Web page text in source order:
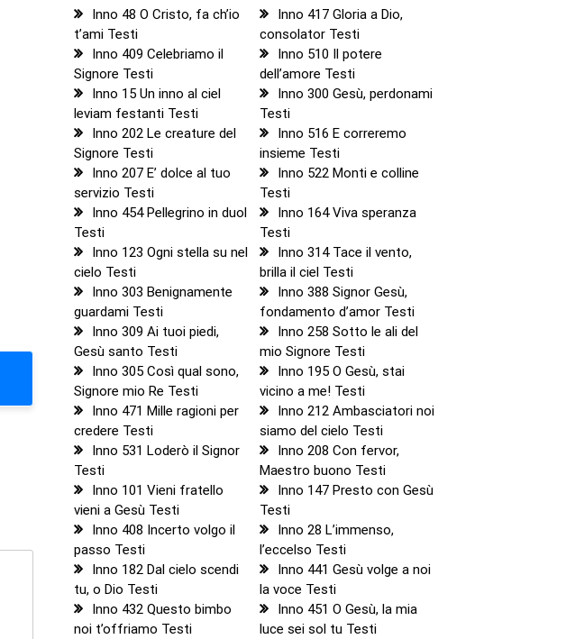
Inno 48 O Cristo, fa ch’io
t’ami Testi
Inno 417 Gloria a Dio,
consolator Testi
Inno 409 Celebriamo il
Signore Testi
Inno 510 Il potere
dell’amore Testi
Inno 15 Un inno al ciel
leviam festanti Testi
Inno 300 Gesù, perdonami
Testi
Inno 202 Le creature del
Signore Testi
Inno 516 E correremo
insieme Testi
Inno 207 E’ dolce al tuo
servizio Testi
Inno 522 Monti e colline
Testi
Inno 454 Pellegrino in duol
Testi
Inno 164 Viva speranza
Testi
Inno 123 Ogni stella su nel
cielo Testi
Inno 314 Tace il vento,
brilla il ciel Testi
Inno 303 Benignamente
guardami Testi
Inno 388 Signor Gesù,
fondamento d’amor Testi
Inno 309 Ai tuoi piedi,
Gesù santo Testi
Inno 258 Sotto le ali del
mio Signore Testi
Inno 305 Così qual sono,
Signore mio Re Testi
Inno 195 O Gesù, stai
vicino a me! Testi
Inno 471 Mille ragioni per
credere Testi
Inno 212 Ambasciatori noi
siamo del cielo Testi
Inno 531 Loderò il Signor
Testi
Inno 208 Con fervor,
Maestro buono Testi
Inno 101 Vieni fratello
vieni a Gesù Testi
Inno 147 Presto con Gesù
Testi
Inno 408 Incerto volgo il
passo Testi
Inno 28 L’immenso,
l’eccelso Testi
Inno 182 Dal cielo scendi
tu, o Dio Testi
Inno 441 Gesù volge a noi
la voce Testi
Inno 432 Questo bimbo
noi t’offriamo Testi
Inno 451 O Gesù, la mia
luce sei sol tu Testi